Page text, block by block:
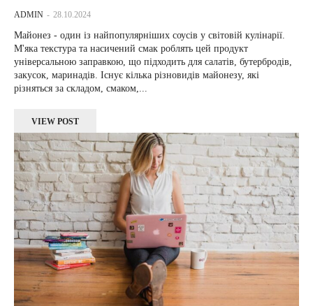
ADMIN - 28.10.2024
Майонез - один із найпопулярніших соусів у світовій кулінарії.
М'яка текстура та насичений смак роблять цей продукт
універсальною заправкою, що підходить для салатів, бутербродів,
закусок, маринадів. Існує кілька різновидів майонезу, які
різняться за складом, смаком,...
VIEW POST